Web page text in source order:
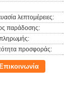
λεπτομέρειες:
παράδοσης:
προσφοράς:
Επικοινωνία